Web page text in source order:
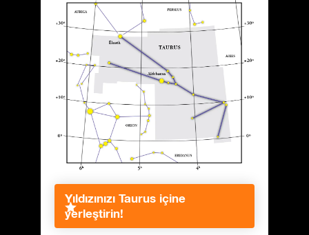
Yıldızınızı Taurus içine
yerleştirin!